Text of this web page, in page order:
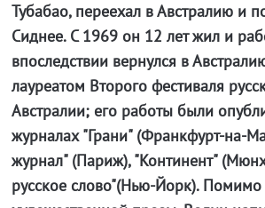
Тубабао, переехал в Австралию и
Сиднее. С 1969 он 12 лет жил и
впоследствии вернулся в
лауреатом Второго фестиваля
Австралии; его работы были
журналах "Грани" (Франкфурт-на-
журнал" (Париж), "Континент"
русское слово"(Нью-Йорк). Помимо